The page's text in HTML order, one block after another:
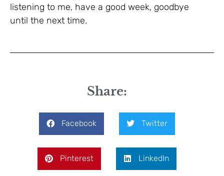
listening to me, have a good week, goodbye
until the next time.
Share:
Facebook Twitter
Pinterest LinkedIn